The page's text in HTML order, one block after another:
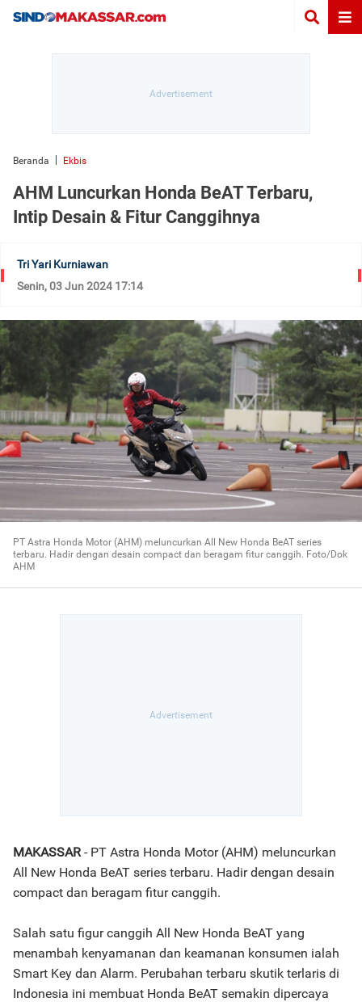
Beranda Ekbis
AHM Luncurkan Honda BeAT Terbaru,
Intip Desain & Fitur Canggihnya
Tri Yari Kurniawan
Senin, 03 Jun 2024 17:14
PT Astra Honda Motor (AHM) meluncurkan All New Honda BeAT series
terbaru. Hadir dengan desain compact dan beragam fitur canggih. Foto/Dok
AHM
MAKASSAR- PT Astra Honda Motor (AHM) meluncurkan
All New Honda BeAT series terbaru. Hadir dengan desain
compact dan beragam fitur canggih.
Salah satu figur canggih All New Honda BeAT yang
menambah kenyamanan dan keamanan konsumen ialah
Smart Key dan Alarm. Perubahan terbaru skutik terlaris di
Indonesia ini membuat Honda BeAT semakin dipercaya